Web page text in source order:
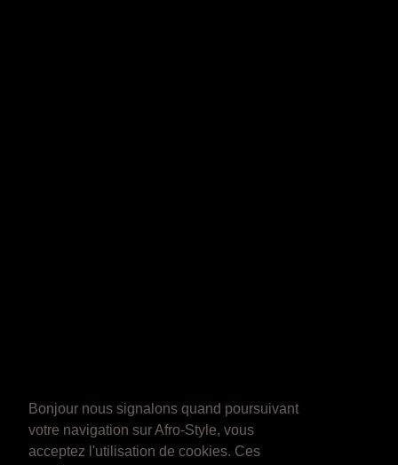
Bonjour nous signalons quand poursuivant
votre navigation sur Afro-Style, vous
acceptez l'utilisation de cookies. Ces